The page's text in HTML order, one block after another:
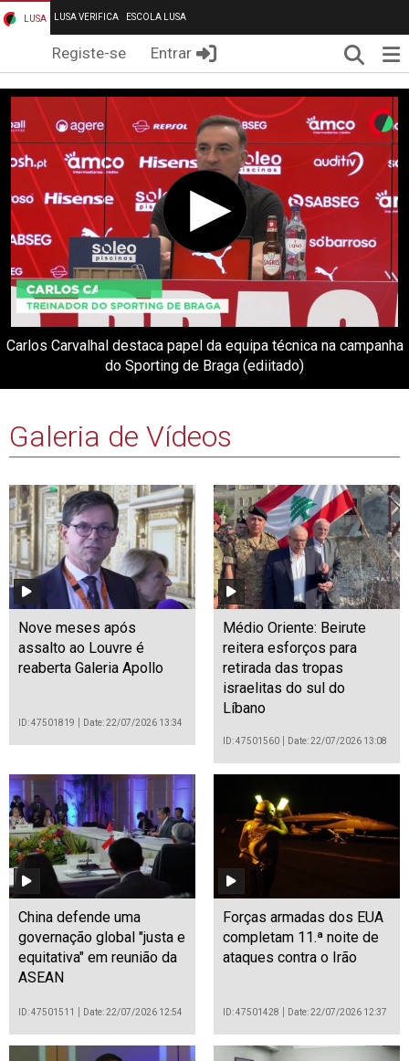
LUSA LUSA VERIFICA ESCOLA LUSA
Registe-se Entrar
Carlos Carvalhal destaca papel da equipa técnica na campanha
do Sporting de Braga (ediitado)
Galeria de Vídeos
Nove meses após
assalto ao Louvre é
reaberta Galeria Apollo
ID: 47501819 Date: 22/07/2026 13:34
Médio Oriente: Beirute
reitera esforços para
retirada das tropas
israelitas do sul do
Líbano
ID: 47501560 Date: 22/07/2026 13:08
China defende uma
governação global "justa e
equitativa" em reunião da
ASEAN
ID: 47501511 Date: 22/07/2026 12:54
Forças armadas dos EUA
completam 11.ª noite de
ataques contra o Irão
ID: 47501428 Date: 22/07/2026 12:37